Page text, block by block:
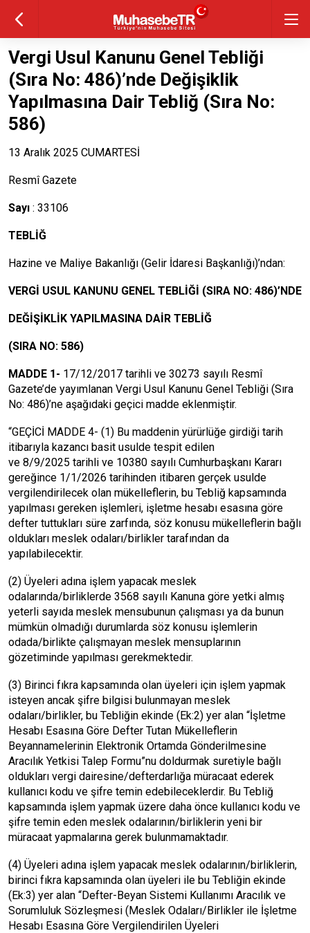
Vergi Usul Kanunu Genel Tebliği
(Sıra No: 486)’nde Değişiklik
Yapılmasına Dair Tebliğ (Sıra No:
586)
13 Aralık 2025 CUMARTESİ
Resmî Gazete
Sayı : 33106
TEBLİĞ
Hazine ve Maliye Bakanlığı (Gelir İdaresi Başkanlığı)’ndan:
VERGİ USUL KANUNU GENEL TEBLİĞİ (SIRA NO: 486)’NDE
DEĞİŞİKLİK YAPILMASINA DAİR TEBLİĞ
(SIRA NO: 586)
MADDE 1- 17/12/2017 tarihli ve 30273 sayılı Resmî
Gazete’de yayımlanan Vergi Usul Kanunu Genel Tebliği (Sıra
No: 486)’ne aşağıdaki geçici madde eklenmiştir.
“GEÇİCİ MADDE 4- (1) Bu maddenin yürürlüğe girdiği tarih
itibarıyla kazancı basit usulde tespit edilen
ve 8/9/2025 tarihli ve 10380 sayılı Cumhurbaşkanı Kararı
gereğince 1/1/2026 tarihinden itibaren gerçek usulde
vergilendirilecek olan mükelleflerin, bu Tebliğ kapsamında
yapılması gereken işlemleri, işletme hesabı esasına göre
defter tuttukları süre zarfında, söz konusu mükelleflerin bağlı
oldukları meslek odaları/birlikler tarafından da
yapılabilecektir.
(2) Üyeleri adına işlem yapacak meslek
odalarında/birliklerde 3568 sayılı Kanuna göre yetki almış
yeterli sayıda meslek mensubunun çalışması ya da bunun
mümkün olmadığı durumlarda söz konusu işlemlerin
odada/birlikte çalışmayan meslek mensuplarının
gözetiminde yapılması gerekmektedir.
(3) Birinci fıkra kapsamında olan üyeleri için işlem yapmak
isteyen ancak şifre bilgisi bulunmayan meslek
odaları/birlikler, bu Tebliğin ekinde (Ek:2) yer alan “İşletme
Hesabı Esasına Göre Defter Tutan Mükelleflerin
Beyannamelerinin Elektronik Ortamda Gönderilmesine
Aracılık Yetkisi Talep Formu”nu doldurmak suretiyle bağlı
oldukları vergi dairesine/defterdarlığa müracaat ederek
kullanıcı kodu ve şifre temin edebileceklerdir. Bu Tebliğ
kapsamında işlem yapmak üzere daha önce kullanıcı kodu ve
şifre temin eden meslek odalarının/birliklerin yeni bir
müracaat yapmalarına gerek bulunmamaktadır.
(4) Üyeleri adına işlem yapacak meslek odalarının/birliklerin,
birinci fıkra kapsamında olan üyeleri ile bu Tebliğin ekinde
(Ek:3) yer alan “Defter-Beyan Sistemi Kullanımı Aracılık ve
Sorumluluk Sözleşmesi (Meslek Odaları/Birlikler ile İşletme
Hesabı Esasına Göre Vergilendirilen Üyeleri